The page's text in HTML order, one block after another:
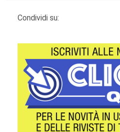
Condividi su: